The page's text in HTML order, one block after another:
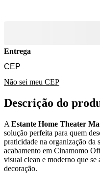
Entrega
Não sei meu CEP
Descrição do
A Estante Home Theater
solução perfeita para quem
praticidade na organização da
acabamento em Cinamomo
visual clean e moderno que se
decoração.